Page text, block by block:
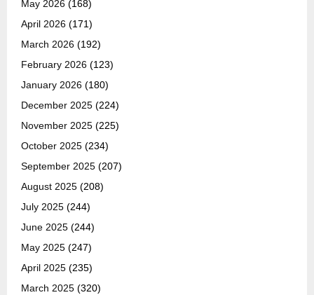
May 2026 (168)
April 2026 (171)
March 2026 (192)
February 2026 (123)
January 2026 (180)
December 2025 (224)
November 2025 (225)
October 2025 (234)
September 2025 (207)
August 2025 (208)
July 2025 (244)
June 2025 (244)
May 2025 (247)
April 2025 (235)
March 2025 (320)